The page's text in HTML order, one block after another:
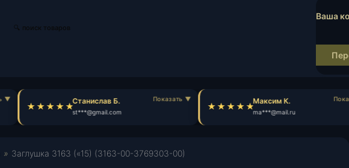
🔍 поиск товаров
Ваша
Станислав Б.
st***@gmail.com
Максим К.
ma***@mail.ru
» Заглушка 3163 («15) (3163-00-3769303-00)